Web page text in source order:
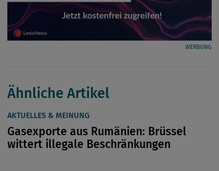
WERBUNG
Ähnliche Artikel
AKTUELLES & MEINUNG
Gasexporte aus Rumänien: Brüssel
wittert illegale Beschränkungen